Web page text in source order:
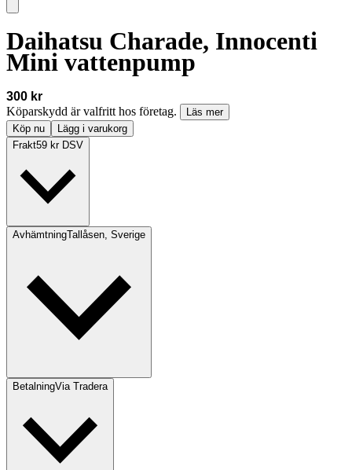
Daihatsu Charade, Innocenti
Mini vattenpump
300 kr
Köparskydd är valfritt hos företag.
Läs mer
Köp nu
Lägg i varukorg
Frakt59 kr DSV
AvhämtningTallåsen, Sverige
BetalningVia Tradera